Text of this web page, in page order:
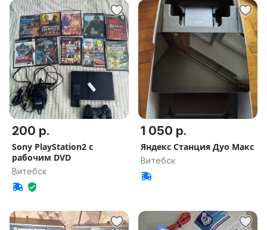
200 р.
Sony PlayStation2 с
рабочим DVD
Витебск
1 050 р.
Яндекс Станция Дуо Макс
Витебск